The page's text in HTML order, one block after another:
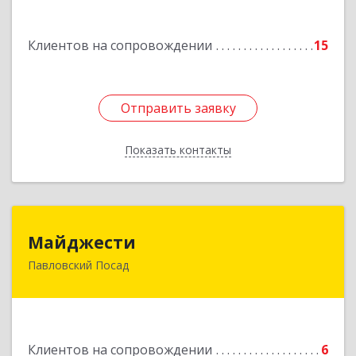
Клиентов на сопровождении 15
Отправить заявку
Показать контакты
Отправить заявку
Назад
Майджести
Павловский Посад
Клиентов на сопровождении 6
142502, Московская обл, Павлово-Посадский р-
Подробнее